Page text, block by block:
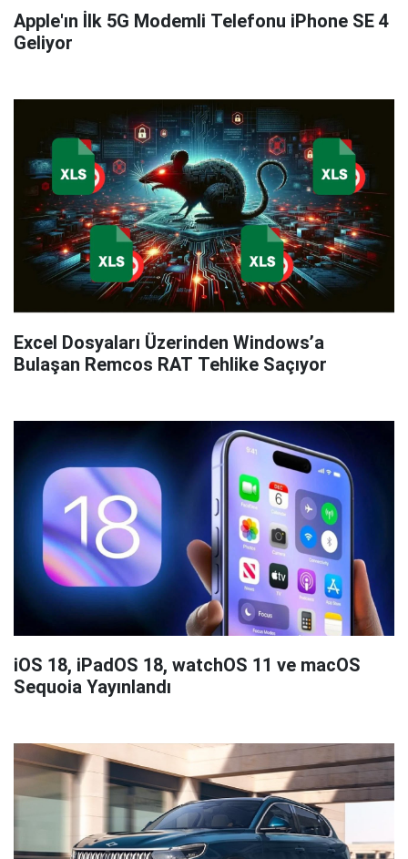
Apple'ın İlk 5G Modemli Telefonu iPhone SE 4
Geliyor
Excel Dosyaları Üzerinden Windows’a
Bulaşan Remcos RAT Tehlike Saçıyor
iOS 18, iPadOS 18, watchOS 11 ve macOS
Sequoia Yayınlandı